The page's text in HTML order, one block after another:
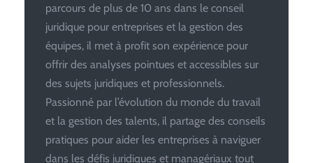
parcours de plus de 10 ans dans le conseil
juridique pour entreprises et la gestion des
équipes, il met à profit son expérience pour
offrir des analyses pointues et accessibles sur
des sujets juridiques et professionnels.
Passionné par l’évolution du monde du travail
et la gestion des talents, il partage des conseils
pratiques pour aider les entreprises à naviguer
dans les défis juridiques et managériaux tout